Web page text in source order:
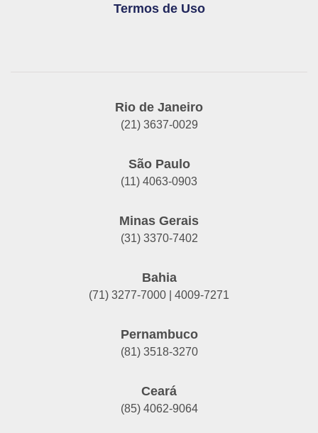
Termos de Uso
Rio de Janeiro
(21) 3637-0029
São Paulo
(11) 4063-0903
Minas Gerais
(31) 3370-7402
Bahia
(71) 3277-7000 | 4009-7271
Pernambuco
(81) 3518-3270
Ceará
(85) 4062-9064